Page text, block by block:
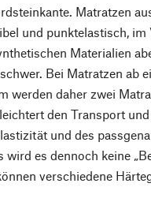
Matratzen
und punktelastisch, im
Materialien
Bei Matratzen ab
werden daher zwei
den Transport
und des
wird es dennoch keine
verschiedene